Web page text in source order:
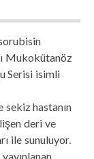
Mukokütanöz
Serisi isimli
sekiz hastanın
deri ve
ile sunuluyor.